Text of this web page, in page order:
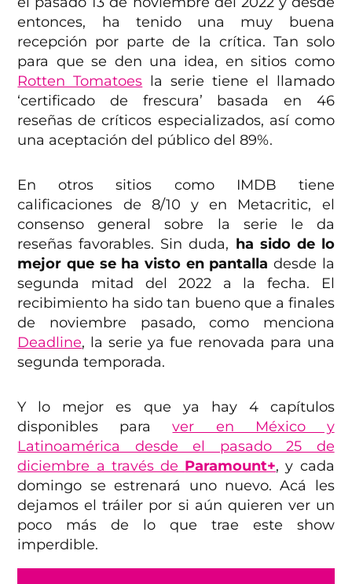
entonces, ha tenido una muy buena
recepción por parte de la crítica. Tan solo
para que se den una idea, en sitios como
Rotten Tomatoes la serie tiene el llamado
‘certificado de frescura’ basada en 46
reseñas de críticos especializados, así como
una aceptación del público del 89%.
En otros sitios como IMDB tiene
calificaciones de 8/10 y en Metacritic, el
consenso general sobre la serie le da
reseñas favorables. Sin duda, ha sido de lo
mejor que se ha visto en pantalla desde la
segunda mitad del 2022 a la fecha. El
recibimiento ha sido tan bueno que a finales
de noviembre pasado, como menciona
Deadline, la serie ya fue renovada para una
segunda temporada.
Y lo mejor es que ya hay 4 capítulos
disponibles paraver en México y
Latinoamérica desde el pasado 25 de
diciembre a través de Paramount+, y cada
domingo se estrenará uno nuevo. Acá les
dejamos el tráiler por si aún quieren ver un
poco más de lo que trae este show
imperdible.